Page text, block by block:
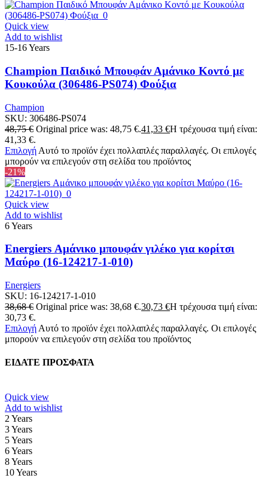
Quick view
Add to wishlist
15-16 Years
Champion Παιδικό Μπουφάν Αμάνικο Κοντό με
Κουκούλα (306486-PS074) Φούξια
Champion
SKU: 306486-PS074
48,75€ Original price was: 48,75 €.41,33 €Η τρέχουσα τιμή είναι:
41,33 €.
Επιλογή Αυτό το προϊόν έχει πολλαπλές παραλλαγές. Οι επιλογές
μπορούν να επιλεγούν στη σελίδα του προϊόντος
-21%
Quick view
Add to wishlist
6 Years
Energiers Αμάνικο μπουφάν γιλέκο για κορίτσι
Μαύρο (16-124217-1-010)
Energiers
SKU: 16-124217-1-010
38,68€ Original price was: 38,68 €.30,73 €Η τρέχουσα τιμή είναι:
30,73 €.
Επιλογή Αυτό το προϊόν έχει πολλαπλές παραλλαγές. Οι επιλογές
μπορούν να επιλεγούν στη σελίδα του προϊόντος
ΕΙΔΑΤΕ ΠΡΟΣΦΑΤΑ
Quick view
Add to wishlist
2 Years
3 Years
5 Years
6 Years
8 Years
10 Years